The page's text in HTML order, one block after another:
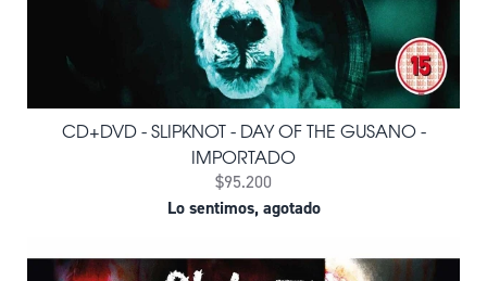
CD+DVD - SLIPKNOT - DAY OF THE GUSANO -
IMPORTADO
$95.200
Lo sentimos, agotado